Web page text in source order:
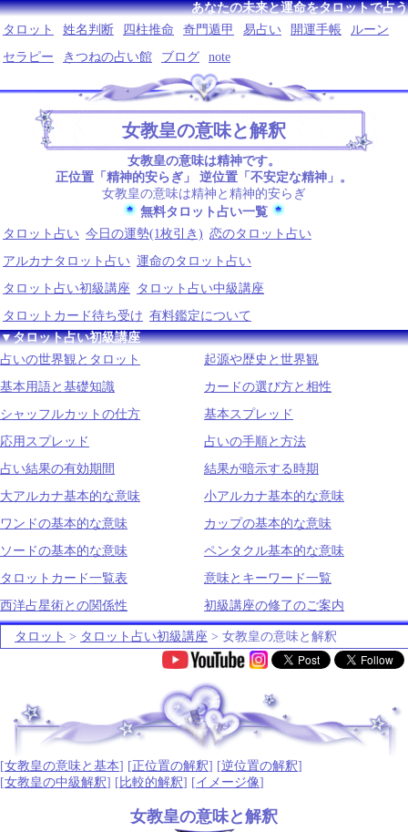
あなたの未来と運命をタロットで占う
タロット
姓名判断 四柱推命 奇門遁甲 易占い 開運手帳
ルーン
セラピー
きつねの占い館 ブログ note
女教皇の意味と解釈
女教皇の意味は精神です。
正位置「精神的安らぎ」 逆位置「不安定な精神」。
女教皇の意味は精神と精神的安らぎ
無料タロット占い一覧
タロット占い 今日の運勢(1枚引き) 恋のタロット占い
アルカナタロット占い 運命のタロット占い
タロット占い初級講座
タロット占い中級講座
タロットカード待ち受け 有料鑑定について
▼タロット占い初級講座
占いの世界観とタロット
起源や歴史と世界観
基本用語と基礎知識
カードの選び方と相性
シャッフルカットの仕方
基本スプレッド
応用スプレッド
占いの手順と方法
占い結果の有効期間
結果が暗示する時期
大アルカナ基本的な意味
小アルカナ基本的な意味
ワンドの基本的な意味
カップの基本的な意味
ソードの基本的な意味
ペンタクル基本的な意味
タロットカード一覧表
意味とキーワード一覧
西洋占星術との関係性
初級講座の修了のご案内
タロット > タロット占い初級講座 > 女教皇の意味と解釈
.
[女教皇の意味と基本] [正位置の解釈] [逆位置の解釈]
[女教皇の中級解釈] [ 比較的解釈] [イメージ像]
女教皇の意味と解釈